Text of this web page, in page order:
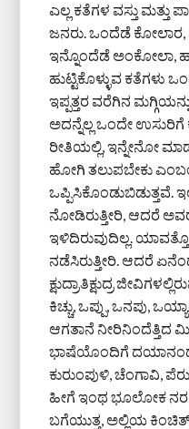
ಎಲ್ಲ ಕತೆಗಳ ವಸ್ತು ಮತ್ತು
ಜನರು. ಒಂದೆಡೆ ಕೋಲಾರ,
ಇನ್ನೊಂದೆಡೆ ಅಂಕೋಲಾ,
ಹುಟ್ಟಿಕೊಳ್ಳುವ ಕತೆಗಳು
ಇಪ್ಪತ್ತರ ವರೆಗಿನ
ಅದನ್ನೆಲ್ಲ ಒಂದೇ ಉಸುರಿಗೆ
ರೀತಿಯಲ್ಲಿ, ಇನ್ನೇನೋ
ಹೋಗಿ ತಲುಪಬೇಕು
ಒಪ್ಪಿಸಿಕೊಂಡುಬಿಡುತ್ತವೆ.
ನೋಡಿರುತ್ತೀರಿ, ಆದರೆ
ಇಳಿದಿರುವುದಿಲ್ಲ.
ನಡೆಸಿರುತ್ತೀರಿ. ಆದರೆ
ಕ್ಷುದ್ರಾತಿಕ್ಷುದ್ರ
ಕಿಚ್ಚು, ಒಪ್ಪು, ಒನಪು,
ಆಗತಾನೆ ನೀರಿನಿಂದೆತ್ತಿದ
ಭಾಷೆಯೊಂದಿಗೆ ದಯಾನಂದ
ಕುರುಂಪುಳಿ, ಚೆಂಗಾವಿ,
ಹೀಗೆ ಇಂಥ ಭೂಲೋಕ
ಬಗೆಯುತ್ತ, ಅಲ್ಲಿಯ ಕಿಂಚಿತ್